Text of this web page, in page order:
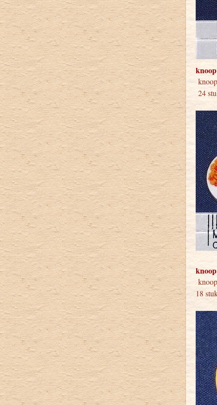
24
18